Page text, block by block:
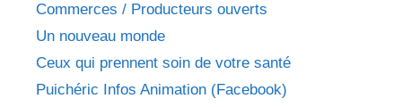
Commerces / Producteurs ouverts
Un nouveau monde
Ceux qui prennent soin de votre santé
Puichéric Infos Animation (Facebook)